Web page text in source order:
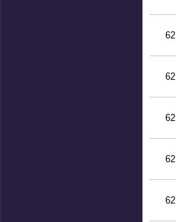
62
62
62
62
62